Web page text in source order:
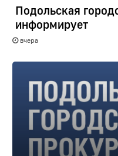
Подольская
информирует
вчера